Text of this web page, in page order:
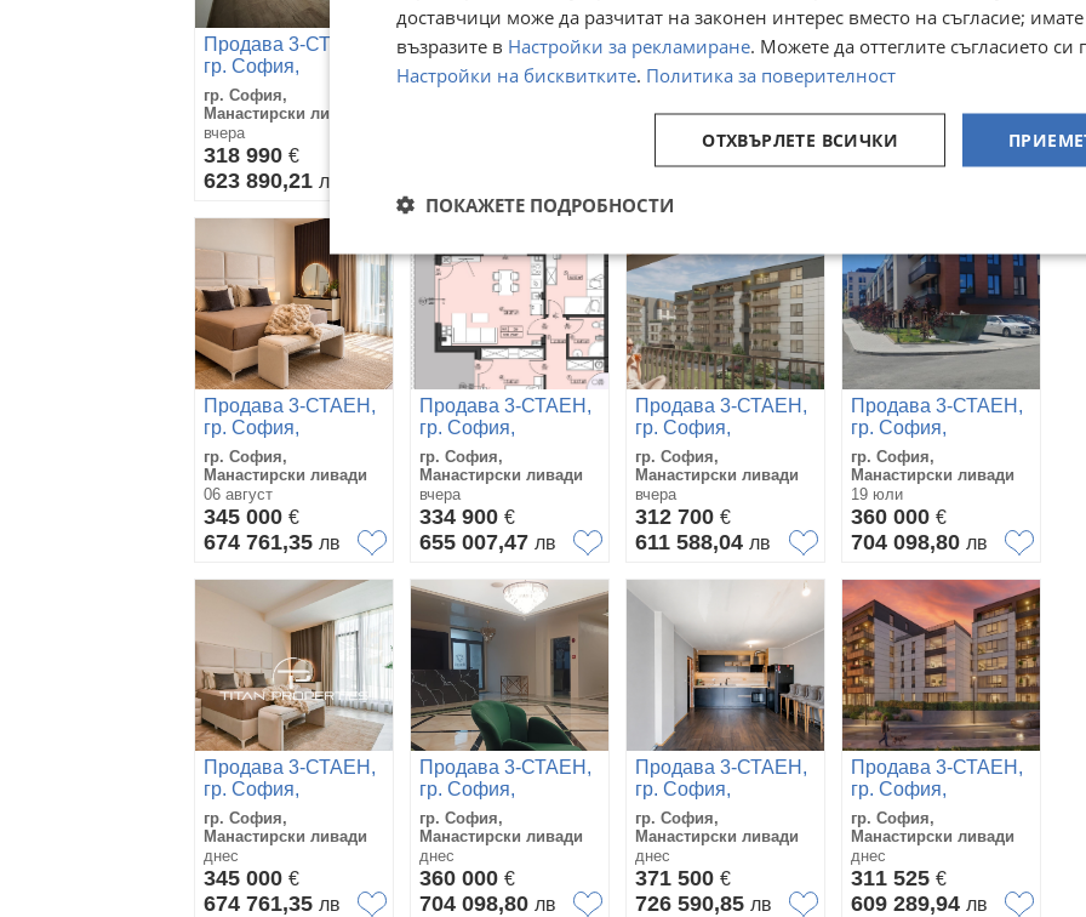
Продава 3-СТАЕН,
гр. София,
Манастирски
ливади
гр. София,
Манастирски ливади
вчера
318 990 €
623 890,21 лв
Продава 3-СТАЕН,
гр. София,
Манастирски
Продава 3-СТАЕН,
гр. София,
Манастирски
ливади
Манастирски ливади
Продава 3-СТАЕН,
Манастирски
ливади
Манастирски ливади
05 август
Продава 3-СТАЕН,
гр. София,
Манастирски
ливади
гр. София,
Манастирски ливади
06 август
345 000 €
674 761,35 лв
Продава 3-СТАЕН,
гр. София,
Манастирски
ливади
гр. София,
Манастирски ливади
вчера
334 900 €
655 007,47 лв
Продава 3-СТАЕН,
гр. София,
Манастирски
ливади
гр. София,
Манастирски ливади
вчера
312 700 €
611 588,04 лв
Продава 3-СТАЕН,
гр. София,
Манастирски
ливади
гр. София,
Манастирски ливади
19 юли
360 000 €
704 098,80 лв
Продава 3-СТАЕН,
гр. София,
Манастирски
ливади
гр. София,
Манастирски ливади
днес
345 000 €
674 761,35 лв
Продава 3-СТАЕН,
гр. София,
Манастирски
ливади
гр. София,
Манастирски ливади
днес
360 000 €
704 098,80 лв
Продава 3-СТАЕН,
гр. София,
Манастирски
ливади
гр. София,
Манастирски ливади
днес
371 500 €
726 590,85 лв
Продава 3-СТАЕН,
гр. София,
Манастирски
ливади
гр. София,
Манастирски ливади
днес
311 525 €
609 289,94 лв
доставчици може да разчитат на законен интерес вместо на съгласие;
възразите в Настройки за рекламиране. Можете да оттеглите съгласието си
Настройки на бисквитките. Политика за поверителност
ОТХВЪРЛЕТЕ ВСИЧКИ
ПОКАЖЕТЕ ПОДРОБНОСТИ